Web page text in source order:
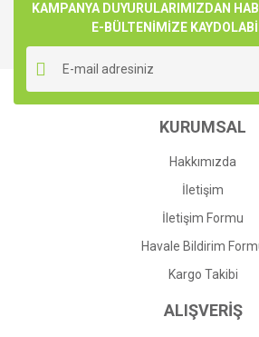
KAMPANYA DUYURULARIMIZDAN
E-BÜLTENİMİZE
KURUMSAL
Hakkımızda
İletişim
İletişim Formu
Havale Bildirim
Kargo Takibi
ALIŞVERİŞ